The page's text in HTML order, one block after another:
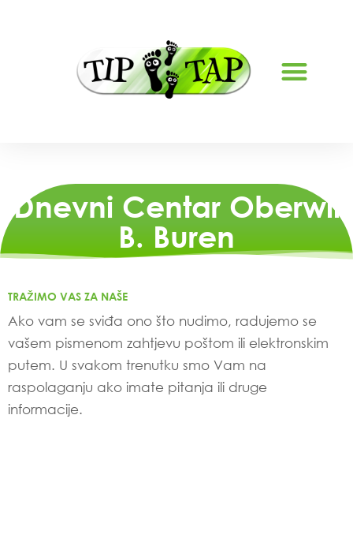
Dnevni Centar Oberwil
B. Buren
TRAŽIMO VAS ZA NAŠE
Ako vam se sviđa ono što nudimo, radujemo se
vašem pismenom zahtjevu poštom ili elektronskim
putem. U svakom trenutku smo Vam na
raspolaganju ako imate pitanja ili druge
informacije.